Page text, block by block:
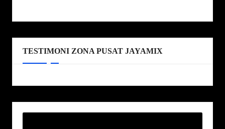
TESTIMONI ZONA PUSAT JAYAMIX